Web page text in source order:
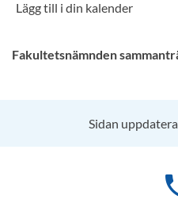
Fakultetsnämnden
Sidan